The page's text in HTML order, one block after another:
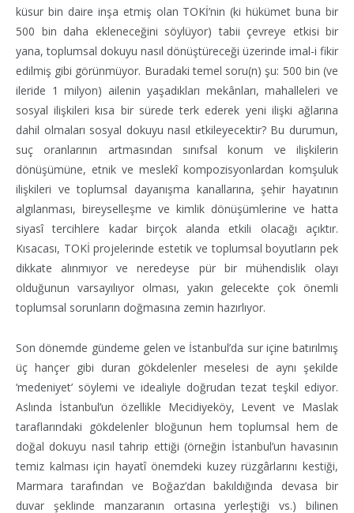
küsur bin daire inşa etmiş olan TOKİ’nin (ki hükümet buna bir
500 bin daha ekleneceğini söylüyor) tabii çevreye etkisi bir
yana, toplumsal dokuyu nasıl dönüştüreceği üzerinde imal-i fikir
edilmiş gibi görünmüyor. Buradaki temel soru(n) şu: 500 bin (ve
ileride 1 milyon) ailenin yaşadıkları mekânları, mahalleleri ve
sosyal ilişkileri kısa bir sürede terk ederek yeni ilişki ağlarına
dahil olmaları sosyal dokuyu nasıl etkileyecektir? Bu durumun,
suç oranlarının artmasından sınıfsal konum ve ilişkilerin
dönüşümüne, etnik ve meslekî kompozisyonlardan komşuluk
ilişkileri ve toplumsal dayanışma kanallarına, şehir hayatının
algılanması, bireyselleşme ve kimlik dönüşümlerine ve hatta
siyasî tercihlere kadar birçok alanda etkili olacağı açıktır.
Kısacası, TOKİ projelerinde estetik ve toplumsal boyutların pek
dikkate alınmıyor ve neredeyse pür bir mühendislik olayı
olduğunun varsayılıyor olması, yakın gelecekte çok önemli
toplumsal sorunların doğmasına zemin hazırlıyor.
Son dönemde gündeme gelen ve İstanbul’da sur içine batırılmış
üç hançer gibi duran gökdelenler meselesi de aynı şekilde
‘medeniyet’ söylemi ve idealiyle doğrudan tezat teşkil ediyor.
Aslında İstanbul’un özellikle Mecidiyeköy, Levent ve Maslak
taraflarındaki gökdelenler bloğunun hem toplumsal hem de
doğal dokuyu nasıl tahrip ettiği (örneğin İstanbul’un havasının
temiz kalması için hayatî önemdeki kuzey rüzgârlarını kestiği,
Marmara tarafından ve Boğaz’dan bakıldığında devasa bir
duvar şeklinde manzaranın ortasına yerleştiği vs.) bilinen